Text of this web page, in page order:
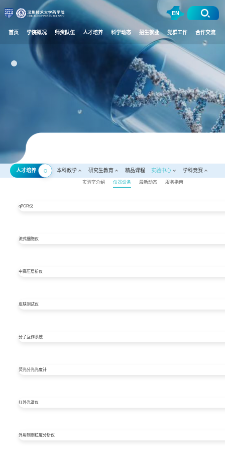
首页 学院概况 师资队伍 人才培养 科学动态 招生就业 党群工作 合作交流
EN
人才培养 本科教学 研究生教育 精品课程 实验中心
实验室介绍 仪器设备 最新动态 服务指南
学科竞赛
qPCR仪
流式细胞仪
中高压层析仪
皮肤测试仪
分子互作系统
荧光分光光度计
红外光谱仪
外用制剂粒度分析仪